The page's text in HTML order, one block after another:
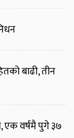
बाढी, तीन
एक वर्षमै पुगे ३७